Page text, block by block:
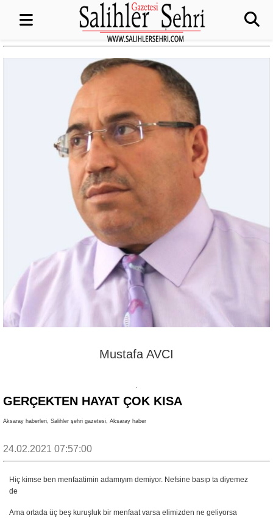
Mustafa AVCI
GERÇEKTEN HAYAT ÇOK KISA
Aksaray haberleri, Salihler şehri gazetesi, Aksaray haber
24.02.2021 07:57:00
Hiç kimse ben menfaatimin adamıyım demiyor. Nefsine basıp ta diyemez
de
Ama ortada üç beş kuruşluk bir menfaat varsa elimizden ne geliyorsa